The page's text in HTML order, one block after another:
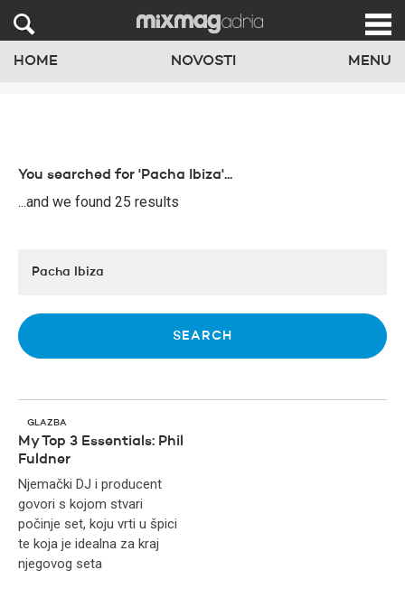
HOME NOVOSTI MENU
You searched for 'Pacha Ibiza'...
...and we found 25 results
GLAZBA
My Top 3 Essentials: Phil
Fuldner
Njemački DJ i producent
govori s kojom stvari
počinje set, koju vrti u špici
te koja je idealna za kraj
njegovog seta